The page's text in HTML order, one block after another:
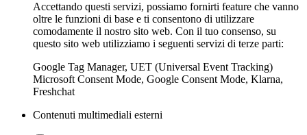
Accettando questi servizi, possiamo fornirti feature che vanno
oltre le funzioni di base e ti consentono di utilizzare
comodamente il nostro sito web. Con il tuo consenso, su
questo sito web utilizziamo i seguenti servizi di terze parti:
Google Tag Manager, UET (Universal Event Tracking)
Microsoft Consent Mode, Google Consent Mode, Klarna,
Freshchat
Contenuti multimediali esterni